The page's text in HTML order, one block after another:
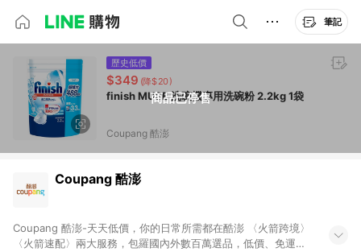
筆記
商品已停售
歷史低價
$349 (降$20)
finish MUSE 洗碗機專用洗碗粉 2.2kg 1袋
Coupang 酷澎
Coupang 酷澎
Coupang 酷澎-天天低價，你的日常所需都在酷澎 〈火箭跨境〉
〈火箭速配〉兩大服務，包羅國內外數百萬選品，低價、免運，